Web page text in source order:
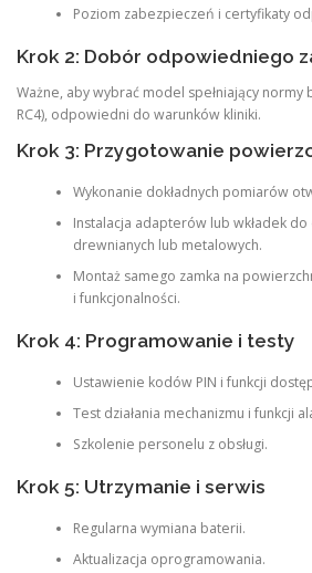
Poziom zabezpieczeń i certyfikaty
Krok 2: Dobór odpowiedniego
Ważne, aby wybrać model spełniający normy
RC4), odpowiedni do warunków kliniki.
Krok 3: Przygotowanie
Wykonanie dokładnych pomiarów
Instalacja adapterów lub wkładek
drewnianych lub metalowych.
Montaż samego zamka na
i funkcjonalności.
Krok 4: Programowanie i testy
Ustawienie kodów PIN i funkcji
Test działania mechanizmu i funkcji
Szkolenie personelu z obsługi.
Krok 5: Utrzymanie i serwis
Regularna wymiana baterii.
Aktualizacja oprogramowania.